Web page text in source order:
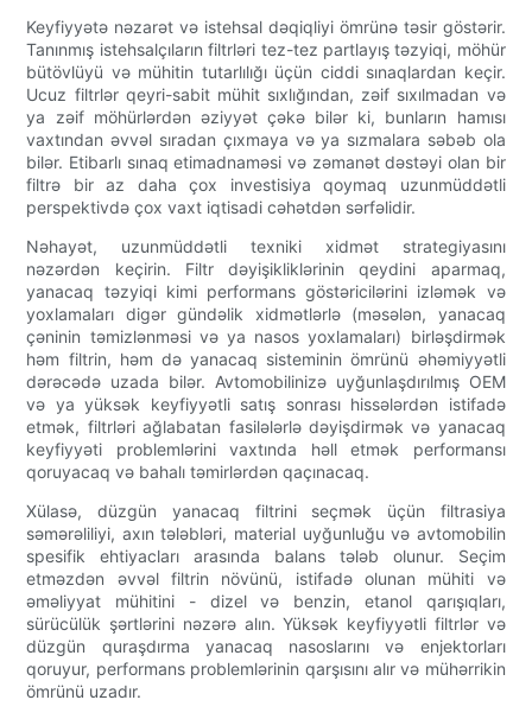
Keyfiyyətə nəzarət və istehsal dəqiqliyi ömrünə təsir göstərir.
Tanınmış istehsalçıların filtrləri tez-tez partlayış təzyiqi, möhür
bütövlüyü və mühitin tutarlılığı üçün ciddi sınaqlardan keçir.
Ucuz filtrlər qeyri-sabit mühit sıxlığından, zəif sıxılmadan və
ya zəif möhürlərdən əziyyət çəkə bilər ki, bunların hamısı
vaxtından əvvəl sıradan çıxmaya və ya sızmalara səbəb ola
bilər. Etibarlı sınaq etimadnaməsi və zəmanət dəstəyi olan bir
filtrə bir az daha çox investisiya qoymaq uzunmüddətli
perspektivdə çox vaxt iqtisadi cəhətdən sərfəlidir.
Nəhayət, uzunmüddətli texniki xidmət strategiyasını
nəzərdən keçirin. Filtr dəyişikliklərinin qeydini aparmaq,
yanacaq təzyiqi kimi performans göstəricilərini izləmək və
yoxlamaları digər gündəlik xidmətlərlə (məsələn, yanacaq
çəninin təmizlənməsi və ya nasos yoxlamaları) birləşdirmək
həm filtrin, həm də yanacaq sisteminin ömrünü əhəmiyyətli
dərəcədə uzada bilər. Avtomobilinizə uyğunlaşdırılmış OEM
və ya yüksək keyfiyyətli satış sonrası hissələrdən istifadə
etmək, filtrləri ağlabatan fasilələrlə dəyişdirmək və yanacaq
keyfiyyəti problemlərini vaxtında həll etmək performansı
qoruyacaq və bahalı təmirlərdən qaçınacaq.
Xülasə, düzgün yanacaq filtrini seçmək üçün filtrasiya
səmərəliliyi, axın tələbləri, material uyğunluğu və avtomobilin
spesifik ehtiyacları arasında balans tələb olunur. Seçim
etməzdən əvvəl filtrin növünü, istifadə olunan mühiti və
əməliyyat mühitini - dizel və benzin, etanol qarışıqları,
sürücülük şərtlərini nəzərə alın. Yüksək keyfiyyətli filtrlər və
düzgün quraşdırma yanacaq nasoslarını və enjektorları
qoruyur, performans problemlərinin qarşısını alır və mühərrikin
ömrünü uzadır.